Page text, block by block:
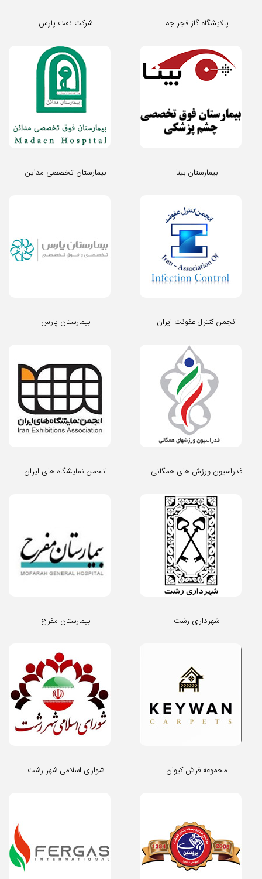
شرکت نفت پارس پالایشگاه گاز فجر جم
بیمارستان تخصصی مداین بیمارستان بینا
بیمارستان پارس انجمن کنترل عفونت ایران
انجمن نمایشگاه های ایران فدراسیون ورزش های همگانی
بیمارستان مفرح شهرداری رشت
شواری اسلامی شهر رشت مجموعه فرش کیوان